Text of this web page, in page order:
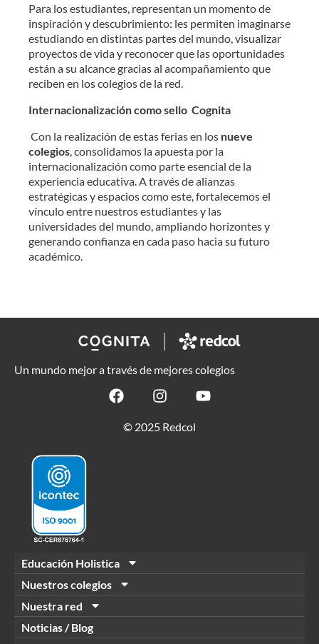
Para los estudiantes, representan un momento de
inspiración y descubrimiento: les permiten imaginarse
estudiando en distintas partes del mundo, visualizar
proyectos de vida y reconocer que las oportunidades
están a su alcance gracias al acompañamiento que
reciben en los colegios de la red.
Internacionalización como sello Cognita
Con la realización de estas ferias en los nueve
colegios, consolidamos la apuesta por la
internacionalización como parte esencial de la
experiencia educativa. A través de alianzas
estratégicas y espacios como este, fortalecemos el
vínculo entre nuestros estudiantes y las
universidades del mundo, ampliando horizontes y
generando confianza en cada paso hacia su futuro
académico.
Un mundo mejor a través de mejores colegios
© 2025 Redcol
Educación Holistica
Nuestros colegios
Nuestra red
Noticias / Blog